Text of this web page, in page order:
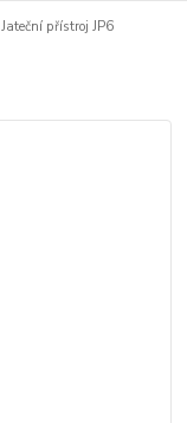
Jateční přístroj JP6